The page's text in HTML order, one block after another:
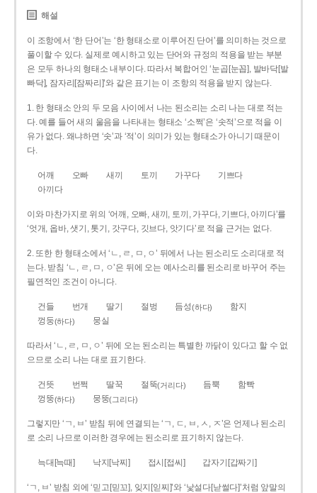
해설
이 조항에서 ‘한 단어’는 ‘한 형태소로 이루어진 단어’를 의미하는 것으로
풀이할 수 있다. 실제로 예시하고 있는 단어와 규정의 적용을 받는 부분
은 모두 하나의 형태소 내부이다. 따라서 복합어인 ‘눈곱[눈꼽], 발바닥[발
빠닥], 잠자리[잠짜리]’와 같은 표기는 이 조항의 적용을 받지 않는다.
1. 한 형태소 안의 두 모음 사이에서 나는 된소리는 소리 나는 대로 적는
다. 예를 들어 새의 울음을 나타내는 형태소 ‘소쩍’은 ‘솟적’으로 적을 이
유가 없다. 왜냐하면 ‘솟’과 ‘적’이 의미가 있는 형태소가 아니기 때문이
다.
어깨 오빠 새끼 토끼 가꾸다
기쁘다
아끼다
이와 마찬가지로 위의 ‘어깨, 오빠, 새끼, 토끼, 가꾸다, 기쁘다, 아끼다’를
‘엇개, 옵바, 샛기, 톳기, 갓구다, 깃브다, 앗기다’로 적을 근거는 없다.
2. 또한 한 형태소에서 ‘ㄴ, ㄹ, ㅁ, ㅇ’ 뒤에서 나는 된소리도 소리대로 적
는다. 받침 ‘ㄴ, ㄹ, ㅁ, ㅇ’은 뒤에 오는 예사소리를 된소리로 바꾸어 주는
필연적인 조건이 아니다.
건들 번개 딸기 절벙 듬성(하다)
함지
껑둥(하다) 뭉실
따라서 ‘ㄴ, ㄹ, ㅁ, ㅇ’ 뒤에 오는 된소리는 특별한 까닭이 있다고 할 수 없
으므로 소리 나는 대로 표기한다.
건뜻 번쩍 딸꾹 절뚝(거리다) 듬뿍
함빡
껑뚱(하다) 뭉뚱(그리다)
그렇지만 ‘ㄱ, ㅂ’ 받침 뒤에 연결되는 ‘ㄱ, ㄷ, ㅂ, ㅅ, ㅈ’은 언제나 된소리
로 소리 나므로 이러한 경우에는 된소리로 표기하지 않는다.
늑대[늑때] 낙지[낙찌] 접시[접씨] 갑자기[갑짜기]
‘ㄱ, ㅂ’ 받침 외에 ‘믿고[믿꼬], 잊지[읻찌]’와 ‘낯설다[낟썰다]’처럼 앞말의